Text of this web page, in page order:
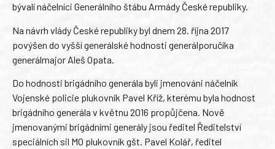
bývalí náčelníci Generálního štábu Armády České republiky.
Na návrh vlády České republiky byl dnem 28. října 2017
povýšen do vyšší generálské hodnosti generálporučíka
generálmajor Aleš Opata.
Do hodnosti brigádního generála byli jmenováni náčelník
Vojenské policie plukovník Pavel Kříž, kterému byla hodnost
brigádního generála v květnu 2016 propůjčena. Nově
jmenovanými brigádními generály jsou ředitel Ředitelství
speciálních sil MO plukovník gšt. Pavel Kolář, ředitel